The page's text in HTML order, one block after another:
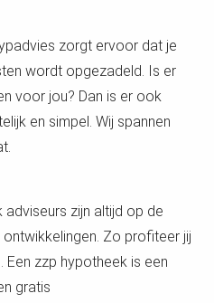
zorgt ervoor dat je
wordt opgezadeld. Is er
voor jou? Dan is er ook
en simpel. Wij spannen
zijn altijd op de
Zo profiteer jij
Een zzp hypotheek is een
gratis